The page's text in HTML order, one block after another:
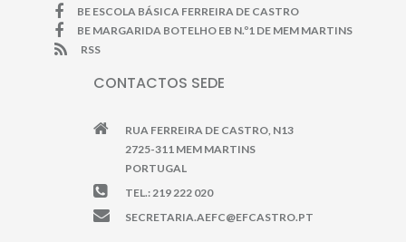
BE ESCOLA BÁSICA FERREIRA DE CASTRO
BE MARGARIDA BOTELHO EB N.º1 DE MEM MARTINS
RSS
CONTACTOS SEDE
RUA FERREIRA DE CASTRO, N13
2725-311 MEM MARTINS
PORTUGAL
TEL.: 219 222 020
SECRETARIA.AEFC@EFCASTRO.PT